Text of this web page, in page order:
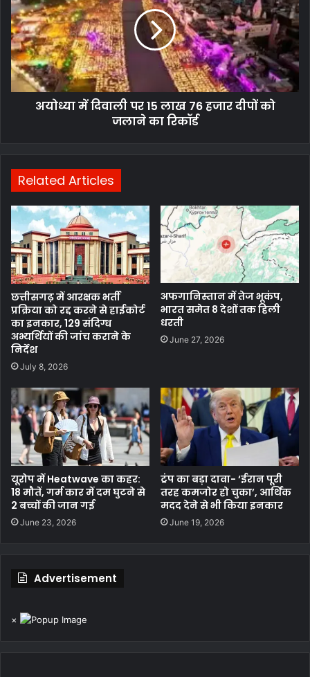
अयोध्या में दिवाली पर 15 लाख 76 हजार दीपों को
जलाने का रिकॉर्ड
Related Articles
छत्तीसगढ़ में आरक्षक भर्ती
प्रक्रिया को रद्द करने से हाईकोर्ट
का इनकार, 129 संदिग्ध
अभ्यर्थियों की जांच कराने के
निर्देश
July 8, 2026
अफगानिस्तान में तेज भूकंप,
भारत समेत 8 देशों तक हिली
धरती
June 27, 2026
यूरोप में Heatwave का कहर:
18 मौतें, गर्म कार में दम घुटने से
2 बच्चों की जान गई
June 23, 2026
ट्रंप का बड़ा दावा- ‘ईरान पूरी
तरह कमजोर हो चुका’, आर्थिक
मदद देने से भी किया इनकार
June 19, 2026
Advertisement
×